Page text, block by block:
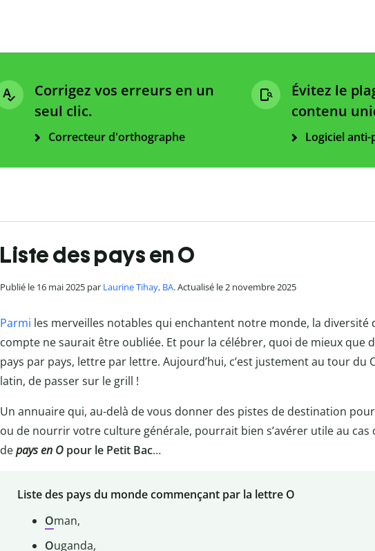
Corrigez vos erreurs en un
seul clic.
Correcteur d'orthographe
Évitez le
contenu
Logiciel anti-
Liste des pays en O
Publié le 16 mai 2025 par Laurine Tihay, BA. Actualisé le 2 novembre 2025
Parmi les merveilles notables qui enchantent notre monde, la diversité
compte ne saurait être oubliée. Et pour la célébrer, quoi de mieux que
pays par pays, lettre par lettre. Aujourd’hui, c’est justement au tour du
latin, de passer sur le grill !
Un annuaire qui, au-delà de vous donner des pistes de destination
ou de nourrir votre culture générale, pourrait bien s’avérer utile au cas
depays en O pour le Petit Bac…
Liste des pays du monde commençant par la lettre O
Oman,
Ouganda,